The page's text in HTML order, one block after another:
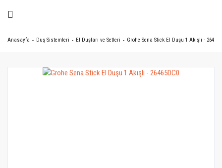
Anasayfa Duş Sistemleri El Duşları ve Setleri Grohe Sena Stick El Duşu 1 Akışlı -